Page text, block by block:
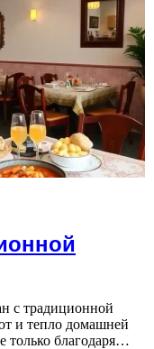
с традиционной
и тепло домашней
только благодаря…